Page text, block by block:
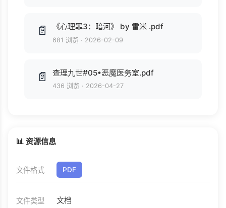
📄 《心理罪3：暗河》 by 雷米 .pdf
681 浏览 · 2026-02-09
📄 查理九世#05•恶魔医务室.pdf
436 浏览 · 2026-04-27
📊 资源信息
文件格式 PDF
文件类型 文档